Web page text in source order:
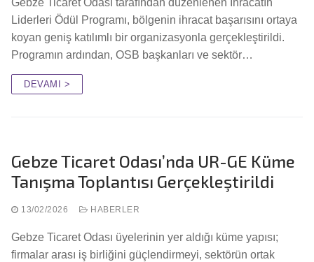
Gebze Ticaret Odası tarafından düzenlenen İhracatın
Liderleri Ödül Programı, bölgenin ihracat başarısını ortaya
koyan geniş katılımlı bir organizasyonla gerçekleştirildi.
Programın ardından, OSB başkanları ve sektör…
DEVAMI >
Gebze Ticaret Odası’nda UR-GE Küme
Tanışma Toplantısı Gerçekleştirildi
13/02/2026 HABERLER
Gebze Ticaret Odası üyelerinin yer aldığı küme yapısı;
firmalar arası iş birliğini güçlendirmeyi, sektörün ortak